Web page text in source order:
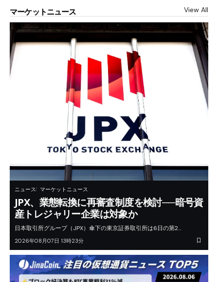
マーケットニュース View All
ニュース マーケットニュース
JPX、業態転換に再審査制度を検討──暗号資
産トレジャリー企業は対象か
日本取引所グループ（JPX）傘下の東京証券取引所は6日の第2…
2026年08月07日 13時23分